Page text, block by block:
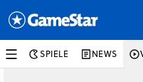
SPIELE NEWS